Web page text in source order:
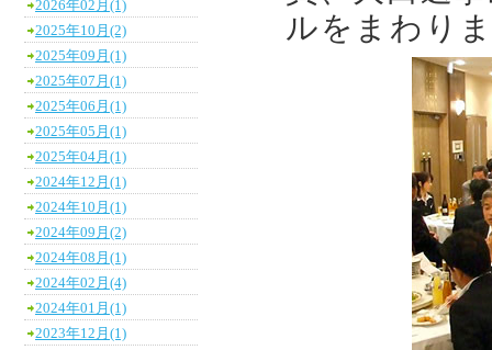
ルをまわり
2026年02月(1)
2025年10月(2)
2025年09月(1)
2025年07月(1)
2025年06月(1)
2025年05月(1)
2025年04月(1)
2024年12月(1)
2024年10月(1)
2024年09月(2)
2024年08月(1)
2024年02月(4)
2024年01月(1)
2023年12月(1)